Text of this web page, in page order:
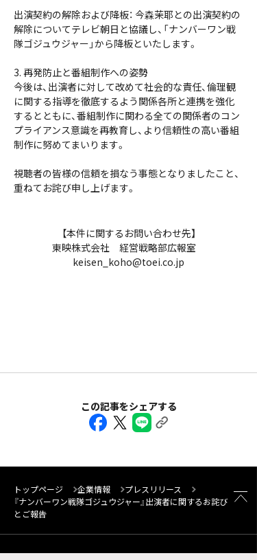
出演契約の解除および降板： 今森茉耶との出演契約の
解除についてテレビ朝日と協議し、「ナンバーワン戦
隊ゴジュウジャー」から降板といたします。
3. 再発防止と番組制作への姿勢
今後は、出演者に対して改めて社会的な責任、倫理観
に関する指導を徹底するよう関係各所と連携を強化
するとともに、番組制作に関わる全ての関係者のコン
プライアンス意識を再教育し、より信頼性の高い番組
制作に努めてまいります。
視聴者の皆様の信頼を損なう事態となりましたこと、
重ねてお詫び申し上げます。
【本件に関するお問い合わせ先】
東映株式会社 経営戦略部広報室
keisen_koho@toei.co.jp
この記事をシェアする
トップページ 企業情報
プレスリリース
『ナンバーワン戦隊ゴジュウジャー』出演者に関するお詫び
とご報告